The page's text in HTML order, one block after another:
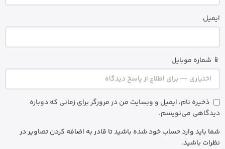
ایمیل
📱 شماره موبایل
ذخیره نام، ایمیل و وبسایت من در مرورگر برای زمانی که دوباره
دیدگاهی می‌نویسم.
شما باید وارد حساب خود شده باشید تا قادر به اضافه کردن تصاویر در
نظرات باشید.